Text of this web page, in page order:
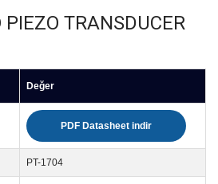
TRANSDUCER
Değer
PDF Datasheet indir
PT-1704